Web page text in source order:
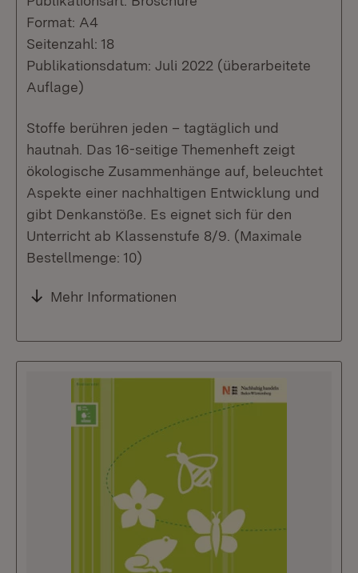
Format: A4
Seitenzahl: 18
Publikationsdatum: Juli 2022 (überarbeitete
Auflage)
Stoffe berühren jeden – tagtäglich und
hautnah. Das 16-seitige Themenheft zeigt
ökologische Zusammenhänge auf, beleuchtet
Aspekte einer nachhaltigen Entwicklung und
gibt Denkanstöße. Es eignet sich für den
Unterricht ab Klassenstufe 8/9. (Maximale
Bestellmenge: 10)
Mehr Informationen